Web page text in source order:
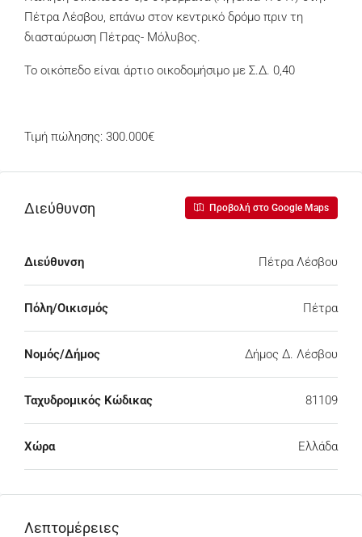
Πέτρα Λέσβου, επάνω στον κεντρικό δρόμο πριν τη
διασταύρωση Πέτρας- Μόλυβος.
Το οικόπεδο είναι άρτιο οικοδομήσιμο με Σ.Δ. 0,40
Τιμή πώλησης: 300.000€
Διεύθυνση Προβολή στο Google Maps
Διεύθυνση Πέτρα Λέσβου
Πόλη/Οικισμός Πέτρα
Νομός/Δήμος Δήμος Δ. Λέσβου
Ταχυδρομικός Κώδικας 81109
Χώρα Ελλάδα
Λεπτομέρειες